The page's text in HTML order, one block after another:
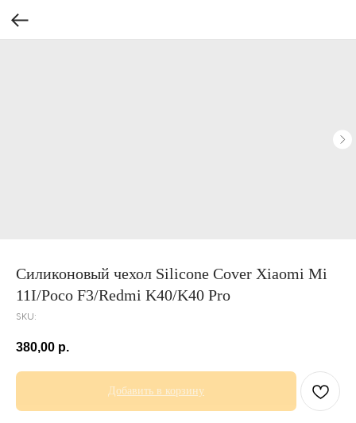
Силиконовый чехол Silicone Cover Xiaomi Mi
11I/Poco F3/Redmi K40/K40 Pro
SKU:
380,00 р.
Добавить в корзину